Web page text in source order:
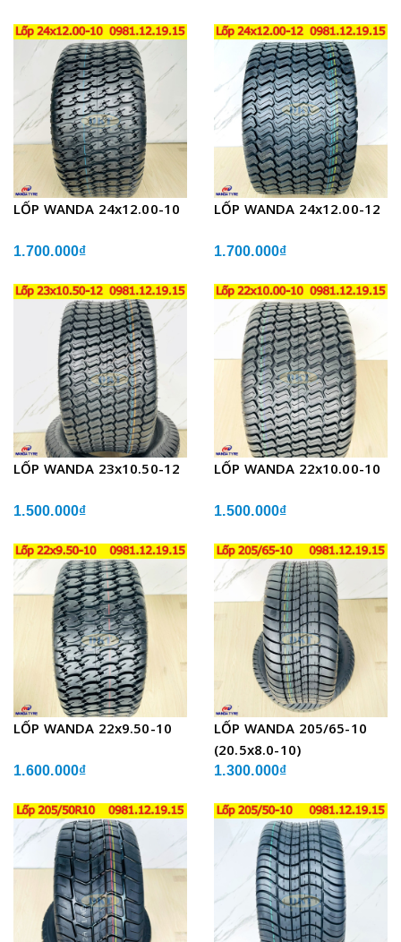
LỐP WANDA 24x12.00-10
1.700.000₫
LỐP WANDA 24x12.00-12
1.700.000₫
LỐP WANDA 23x10.50-12
1.500.000₫
LỐP WANDA 22x10.00-10
1.500.000₫
LỐP WANDA 22x9.50-10
1.600.000₫
LỐP WANDA 205/65-10
(20.5x8.0-10)
1.300.000₫